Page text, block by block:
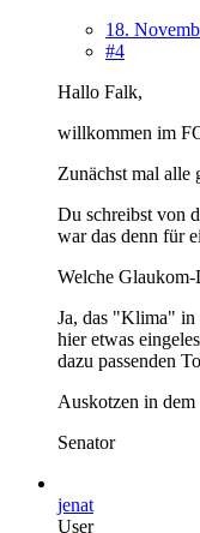
18.
#4
Hallo Falk,
willkommen im
Zunächst mal alle
Du schreibst von
war das denn für
Welche Glaukom-
Ja, das "Klima" in
hier etwas
dazu passenden
Auskotzen in
Senator
jenat
User